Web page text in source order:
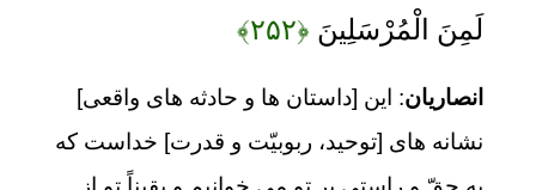
لَمِنَ الْمُرْسَلِينَ ﴿۲۵۲﴾
انصاریان: این [داستان ها و حادثه های واقعی]
نشانه های [توحید، ربوبیّت و قدرت] خداست که